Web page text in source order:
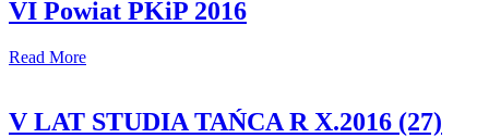
VI Powiat PKiP 2016
Read More
V LAT STUDIA TAŃCA R X.2016 (27)